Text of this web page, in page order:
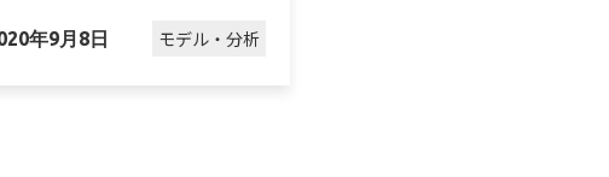
年9月8日 モデル・分析